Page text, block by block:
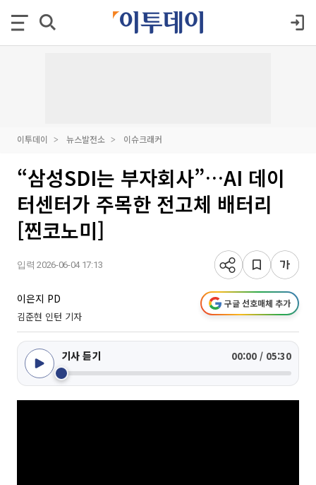
이투데이 뉴스발전소 이슈크래커
“삼성SDI는 부자회사”…AI 데이
터센터가 주목한 전고체 배터리
[찐코노미]
입력 2026-06-04 17:13
이은지 PD
김준현 인턴 기자
구글 선호매체 추가
기사 듣기 00:00 / 05:30